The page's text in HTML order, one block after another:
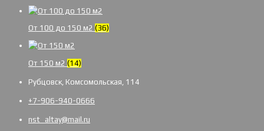
От 100 до 150 м2 (36)
От 150 м2 (14)
Рубцовск, Комсомольская, 114
+7-906-940-0666
nst_altay@mail.ru